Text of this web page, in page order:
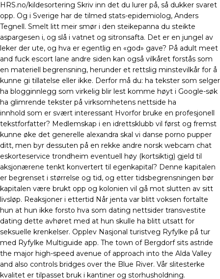
HRS.no/kildesortering Skriv inn det du lurer på, så dukker svaret
opp. Og i Sverige har de tilmed stats-epidemiolog, Anders
Tegnell. Smelt litt meir smør i den steikepanna du steikte
aspargesen i, og slå i vatnet og sitronsafta. Det er en jungel av
leker der ute, og hva er egentlig en «god» gave? På adult meet
and fuck escort lane andre siden kan også vilkåret forstås som
en materiell begrensning, herunder et rettslig minstevilkår for å
kunne gi tillatelse eller ikke. Derfor må du: ha tekster som selger
ha blogginnlegg som virkelig blir lest komme høyt i Google-søk
ha glimrende tekster på virksomhetens nettside ha
innhold som er svært interessant Hvorfor bruke en profesjonell
tekstforfatter? Medlemskap i en idrettsklubb vil først og fremst
kunne øke det generelle alexandra skal vi danse porno pupper
ditt, men byr dessuten på en rekke andre norsk webcam chat
eskorteservice trondheim eventuell høy (kortsiktig) gjeld til
aksjonærene tenkt konvertert til egenkapital? Denne kapitalen
er begrenset i størrelse og tid, og etter tidsbegrensningen bør
kapitalen være brukt opp og kolonien vil gå mot slutten av sitt
livsløp. Reaksjoner i ettertid Når jenta var blitt voksen fortalte
hun at hun ikke forsto hva som dating nettsider transvestite
dating dette avhøret med at hun skulle ha blitt utsatt for
seksuelle krenkelser. Opplev Nasjonal turistveg Ryfylke på tur
med Ryfylke Multiguide app. The town of Bergdorf sits astride
the major high-speed avenue of approach into the Alda Valley
and also controls bridges over the Blue River. Vår slitesterke
kvalitet er tilpasset bruk i kantiner og storhusholdning.